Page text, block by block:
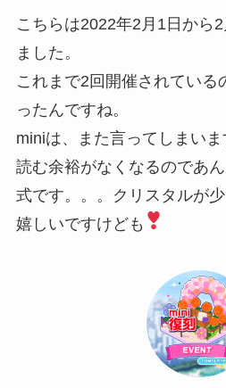
こちらは2022年2月1日から
ました。
これまで2回開催されている
ったんですね。
miniは、また言ってしまい
読む余裕がなくなるのであ
式です。。。クリスタルが
嬉しいですけども